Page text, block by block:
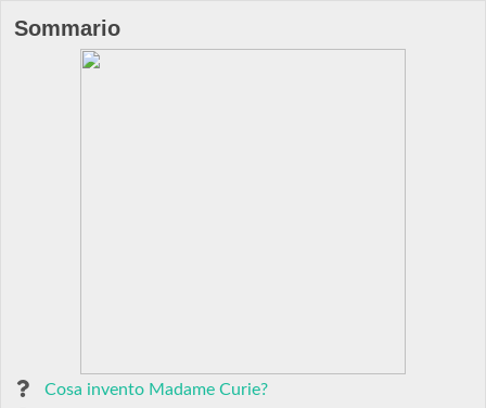
Sommario
Cosa invento Madame Curie?